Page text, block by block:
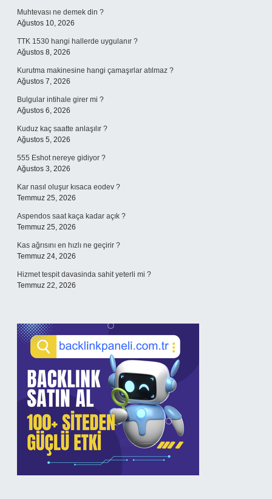
Muhtevası ne demek din ?
Ağustos 10, 2026
TTK 1530 hangi hallerde uygulanır ?
Ağustos 8, 2026
Kurutma makinesine hangi çamaşırlar atılmaz ?
Ağustos 7, 2026
Bulgular intihale girer mi ?
Ağustos 6, 2026
Kuduz kaç saatte anlaşılır ?
Ağustos 5, 2026
555 Eshot nereye gidiyor ?
Ağustos 3, 2026
Kar nasıl oluşur kısaca eodev ?
Temmuz 25, 2026
Aspendos saat kaça kadar açık ?
Temmuz 25, 2026
Kas ağrısını en hızlı ne geçirir ?
Temmuz 24, 2026
Hizmet tespit davasinda sahit yeterli mi ?
Temmuz 22, 2026